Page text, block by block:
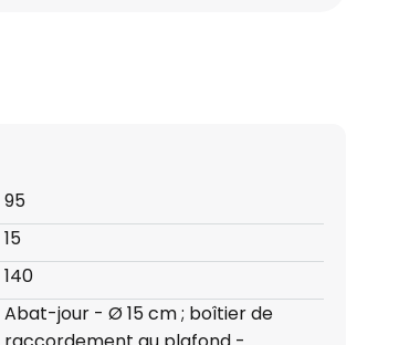
95
15
140
Abat-jour - Ø 15 cm ; boîtier de